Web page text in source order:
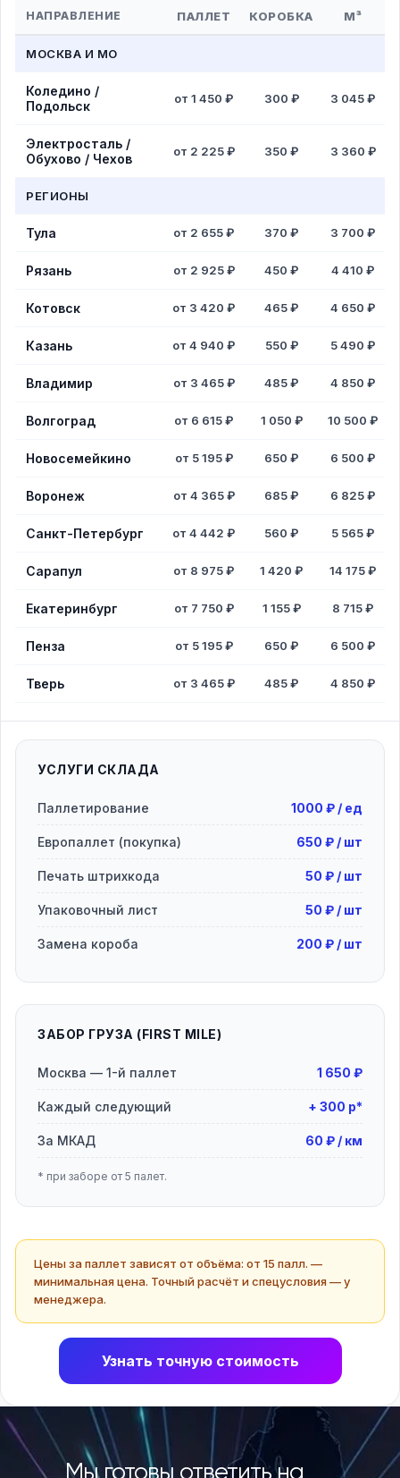
НАПРАВЛЕНИЕ ПАЛЛЕТ КОРОБКА М³
МОСКВА И МО
Коледино /
Подольск
от 1 450 ₽ 300 ₽ 3 045 ₽
Электросталь /
Обухово / Чехов
от 2 225 ₽ 350 ₽ 3 360 ₽
РЕГИОНЫ
Тула от 2 655 ₽ 370 ₽ 3 700 ₽
Рязань от 2 925 ₽ 450 ₽ 4 410 ₽
Котовск от 3 420 ₽ 465 ₽ 4 650 ₽
Казань от 4 940 ₽ 550 ₽ 5 490 ₽
Владимир от 3 465 ₽ 485 ₽ 4 850 ₽
Волгоград от 6 615 ₽ 1 050 ₽ 10 500 ₽
Новосемейкино от 5 195 ₽ 650 ₽ 6 500 ₽
Воронеж от 4 365 ₽ 685 ₽ 6 825 ₽
Санкт-Петербург от 4 442 ₽ 560 ₽ 5 565 ₽
Сарапул от 8 975 ₽ 1 420 ₽ 14 175 ₽
Екатеринбург от 7 750 ₽ 1 155 ₽ 8 715 ₽
Пенза от 5 195 ₽ 650 ₽ 6 500 ₽
Тверь от 3 465 ₽ 485 ₽ 4 850 ₽
УСЛУГИ СКЛАДА
Паллетирование 1000 ₽ / ед
Европаллет (покупка) 650 ₽ / шт
Печать штрихкода 50 ₽ / шт
Упаковочный лист 50 ₽ / шт
Замена короба 200 ₽ / шт
ЗАБОР ГРУЗА (FIRST MILE)
Москва — 1-й паллет 1 650 ₽
Каждый следующий + 300 р*
За МКАД 60 ₽ / км
* при заборе от 5 палет.
Цены за паллет зависят от объёма: от 15 палл. —
минимальная цена. Точный расчёт и спецусловия — у
менеджера.
Узнать точную стоимость
Мы готовы ответить на